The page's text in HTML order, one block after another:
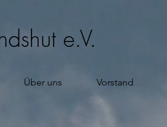
e.V.
Über uns Vorstand